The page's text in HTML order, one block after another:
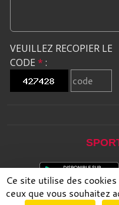
VEUILLEZ RECOPIER LE
CODE * :
Ce site utilise des
ceux que vous souhaitez